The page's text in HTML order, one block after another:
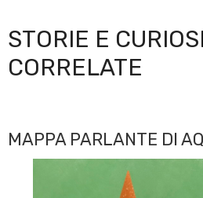
STORIE E
CORRELATE
MAPPA PARLANTE DI